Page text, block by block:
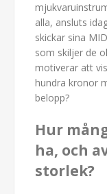
alla, ansluts
skickar sina
som skiljer de
motiverar att
hundra kronor
belopp?
Hur
ha, och
storlek?